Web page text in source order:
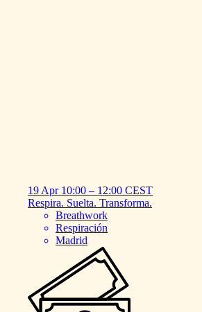
19 Apr 10:00 – 12:00 CEST
Respira. Suelta. Transforma.
Breathwork
Respiración
Madrid